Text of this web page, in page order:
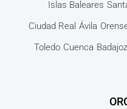
Islas Baleares
Ciudad Real Ávila
Toledo Cuenca Badajoz